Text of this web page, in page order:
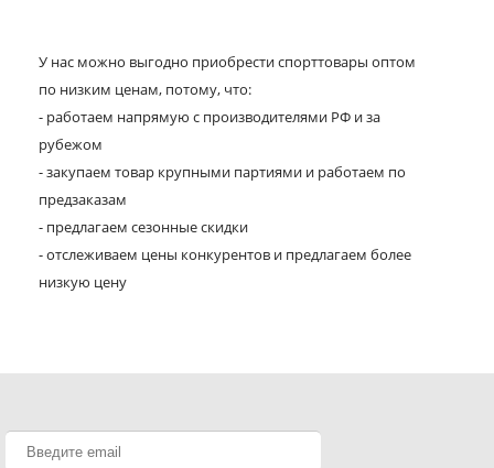
У нас можно выгодно приобрести спорттовары оптом
по низким ценам, потому, что:
- работаем напрямую с производителями РФ и за
рубежом
- закупаем товар крупными партиями и работаем по
предзаказам
- предлагаем сезонные скидки
- отслеживаем цены конкурентов и предлагаем более
низкую цену